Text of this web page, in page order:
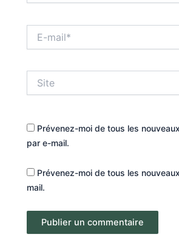
mail*
Prévenez-moi de tous les
par e-mail.
Prévenez-moi de tous les
mail.